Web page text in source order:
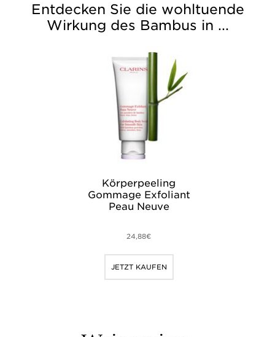
Entdecken Sie die wohltuende
Wirkung des Bambus in ...
Körperpeeling
Gommage Exfoliant
Peau Neuve
24,88€
JETZT KAUFEN